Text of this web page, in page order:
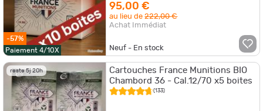
-57%
Paiement 4/10X
95,00 €
au lieu de222,00 €
Achat Immédiat
Neuf - En stock
reste 5j 20h
Cartouches France Munitions BIO
Chambord 36 - Cal.12/70 x5 boites
(133)